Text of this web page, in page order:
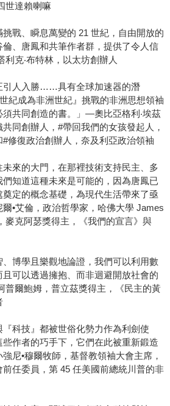
世達賴喇嘛
挑戰、瞬息萬變的 21 世紀，自由開放的
、唐鳳和共筆作者群，提供了令人信
克‧布特林，以太坊創辦人
引人入勝……具有全球加速器的潛
紀成為非洲世紀』挑戰的非洲思想領袖
共同創造的書。」—奧比亞格利‧埃茲
同創辦人，#帶回我們的女孩發起人，
修復政治創辦人，奈及利亞政治領袖
未來的大門，在那裡技術支持民主、多
知道這種未來是可能的，因為唐鳳已
定的概念基礎，為現代生活帶來了亟
•艾倫，政治哲學家，哈佛大學 James
麥克阿瑟獎得主，《我們的宣言》與
、博學且樂觀地論證，我們可以利用數
可以透過擁抱、而非迴避開放社會的
普爾鮑姆，普立茲獎得主，《民主的黃
『科技』都被世俗化勢力作為利劍使
作者的巧手下，它們在此被重新鍛造
尼•穆爾牧師，基督教領袖大會主席，
任委員，第 45 任美國前總統川普的非